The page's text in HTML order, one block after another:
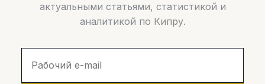
актуальными статьями, статистикой и
аналитикой по Кипру.